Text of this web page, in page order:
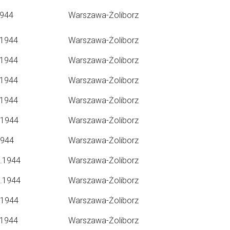
Warszawa-Żoliborz
Warszawa-Żoliborz
Warszawa-Żoliborz
Warszawa-Żoliborz
Warszawa-Żoliborz
Warszawa-Żoliborz
Warszawa-Żoliborz
Warszawa-Żoliborz
Warszawa-Żoliborz
Warszawa-Żoliborz
Warszawa-Żoliborz